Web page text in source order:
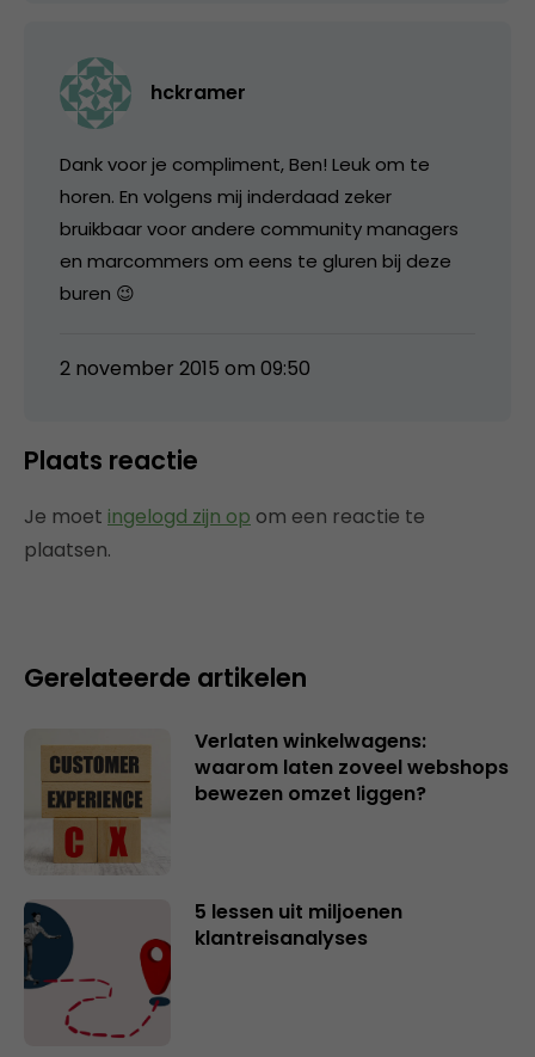
hckramer
Dank voor je compliment, Ben! Leuk om te
horen. En volgens mij inderdaad zeker
bruikbaar voor andere community managers
en marcommers om eens te gluren bij deze
buren 😉
2 november 2015 om 09:50
Plaats reactie
Je moet ingelogd zijn op om een reactie te
plaatsen.
Gerelateerde artikelen
Verlaten winkelwagens:
waarom laten zoveel webshops
bewezen omzet liggen?
5 lessen uit miljoenen
klantreisanalyses